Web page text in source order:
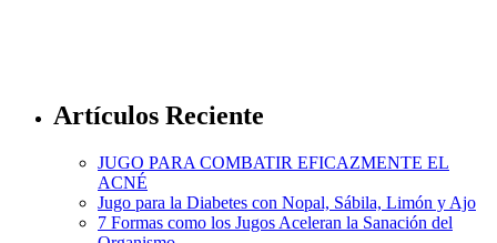
Artículos Reciente
JUGO PARA COMBATIR EFICAZMENTE EL
ACNÉ
Jugo para la Diabetes con Nopal, Sábila, Limón y Ajo
7 Formas como los Jugos Aceleran la Sanación del